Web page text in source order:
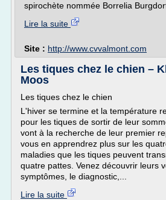
spirochète nommée Borrelia
Lire la suite
Site : http://www.cvvalmont.com
Les tiques chez le chien –
Moos
Les tiques chez le chien
L'hiver se termine et la température
pour les tiques de sortir de leur
vont à la recherche de leur premier
vous en apprendrez plus sur les
maladies que les tiques peuvent
quatre pattes. Venez découvrir leurs
symptômes, le diagnostic,...
Lire la suite